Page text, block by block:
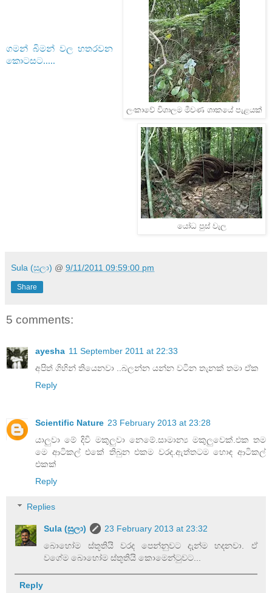
ලංකාවේ විශාලම මීවණ ශාකයේ පැළයක්
යෝධ පුස් වැල
ගමන් බිමන් වල හතරවන
කොටසට.....
Sula (සුලා) @ 9/11/2011 09:59:00 pm
Share
5 comments:
ayesha 11 September 2011 at 22:33
අපිත් ගිහින් තියෙනවා ..බලන්න යන්න වටින තැනක් තමා ඒක
Reply
Scientific Nature 23 February 2013 at 23:28
යාලුවා මේ දිවි මකුලුවා නෙමේ.සාමාන්‍ය මකුලුවෙක්.එක තම
මෙ ආටිකල් එකේ තිබුන එකම වරද.ඇත්තටම හොඳ ආටිකල්
එකක්
Reply
Replies
Sula (සුලා)
23 February 2013 at 23:32
බොහෝම ස්තූතියි වරද පෙන්නුවට දැන්ම හදනවා. ඒ
වගේම බොහෝම ස්තූතියි කොමෙන්ටුවට...
Reply